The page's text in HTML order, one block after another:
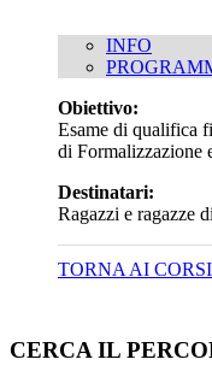
INFO
Obiettivo:
Esame di qualifica
di Formalizzazione
Destinatari:
Ragazzi e ragazze
TORNA AI CORSI
CERCA IL